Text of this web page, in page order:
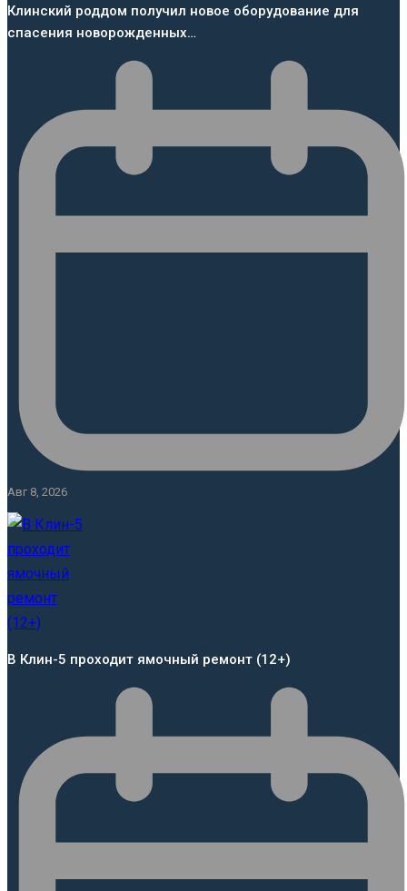
Клинский роддом получил новое оборудование для
спасения новорожденных…
Авг 8, 2026
В Клин-5 проходит ямочный ремонт (12+)